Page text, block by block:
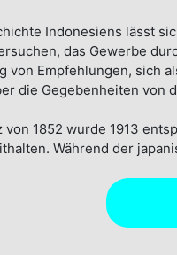
Indonesiens lässt
das Gewerbe
von Empfehlungen, sich
die Gegebenheiten von
von 1852 wurde 1913
Während der